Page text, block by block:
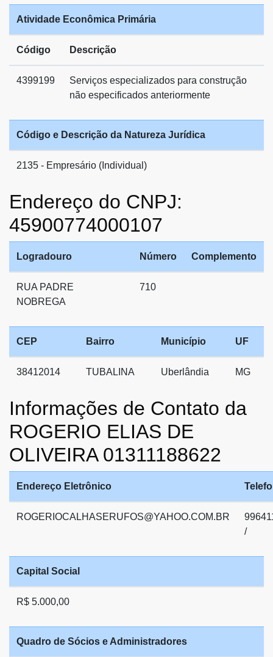
Atividade Econômica Primária
Código Descrição
4399199
Serviços especializados para construção
não especificados anteriormente
Código e Descrição da Natureza Jurídica
2135 - Empresário (Individual)
Endereço do CNPJ:
45900774000107
Logradouro Número Complemento
RUA PADRE
NOBREGA
710
CEP Bairro Município UF
38412014 TUBALINA Uberlândia MG
Informações de Contato da
ROGERIO ELIAS DE
OLIVEIRA 01311188622
Endereço Eletrônico
ROGERIOCALHASERUFOS@YAHOO.COM.BR
/
Capital Social
R$ 5.000,00
Quadro de Sócios e Administradores